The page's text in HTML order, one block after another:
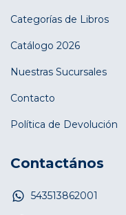
Categorías de Libros
Catálogo 2026
Nuestras Sucursales
Contacto
Política de Devolución
Contactános
543513862001